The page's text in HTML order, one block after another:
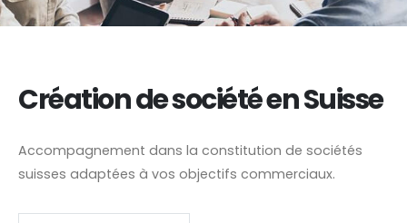
Création de société en Suisse
Accompagnement dans la constitution de sociétés
suisses adaptées à vos objectifs commerciaux.